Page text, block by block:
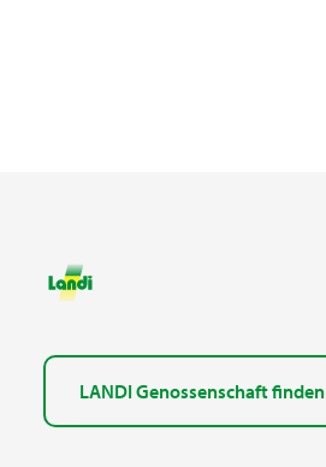
LANDI Genossenschaft finden